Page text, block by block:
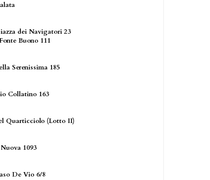
dei Navigatori 23
Buono 111
Serenissima 185
Collatino 163
Quarticciolo (Lotto II)
1093
De Vio 6/8